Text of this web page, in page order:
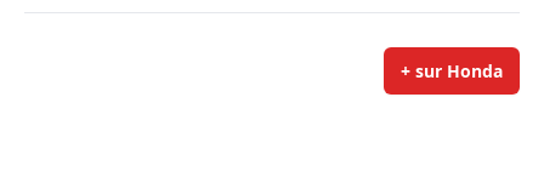
+ sur Honda